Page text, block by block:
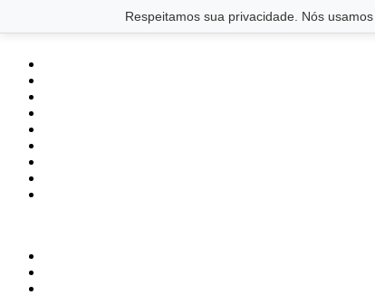
Respeitamos sua privacidade. Nós
Saltar para o conteúdo principal Ir para o footer